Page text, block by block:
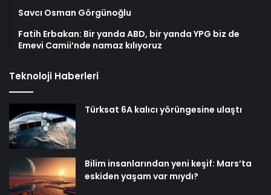
Savcı Osman Görgünoğlu
Fatih Erbakan: Bir yanda ABD, bir yanda YPG biz de
Emevi Camii’nde namaz kılıyoruz
Teknoloji Haberleri
Türksat 6A kalıcı yörüngesine ulaştı
Bilim insanlarından yeni keşif: Mars’ta
eskiden yaşam var mıydı?